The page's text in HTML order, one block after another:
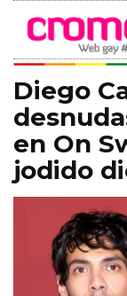
Diego
en On
jodido